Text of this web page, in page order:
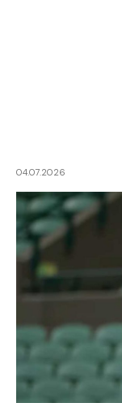
04.07.2026